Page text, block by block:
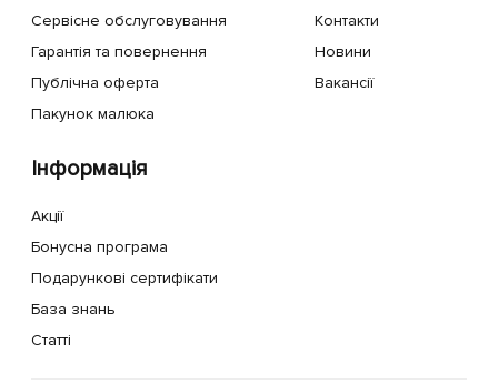
Сервісне обслуговування
Гарантія та повернення
Публічна оферта
Пакунок малюка
Контакти
Новини
Вакансії
Інформація
Акції
Бонусна програма
Подарункові сертифікати
База знань
Статті